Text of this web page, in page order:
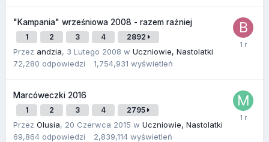
"Kampania" wrześniowa 2008 - razem raźniej
1 2 3 4 2892
Przez andzia, 3 Lutego 2008 w Uczniowie, Nastolatki
72,280 odpowiedzi 1,754,931 wyświetleń
Marcóweczki 2016
1 2 3 4 2795
Przez Olusia, 20 Czerwca 2015 w Uczniowie, Nastolatki
69,864 odpowiedzi 2,839,114 wyświetleń